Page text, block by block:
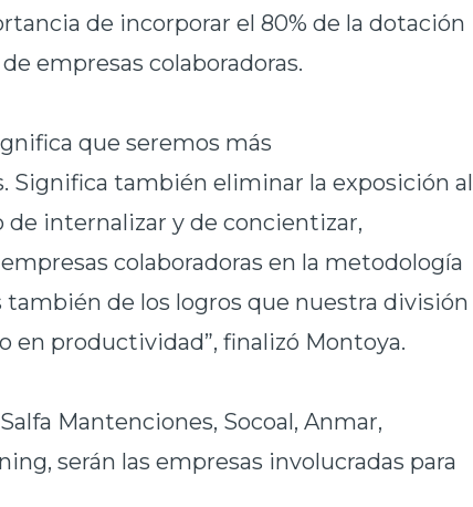
de incorporar el 80% de la dotación
empresas colaboradoras.
que seremos más
Significa también eliminar la exposición al
de internalizar y de concientizar,
colaboradoras en la metodología
también de los logros que nuestra división
productividad”, finalizó Montoya.
Mantenciones, Socoal, Anmar,
serán las empresas involucradas para